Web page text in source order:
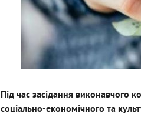
Під час засідання виконавчого
соціально-економічного та